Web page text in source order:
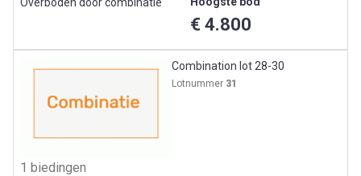
Overboden door combinatie
€ 4.800
Combination lot 28-30
Lotnummer 31
1 biedingen